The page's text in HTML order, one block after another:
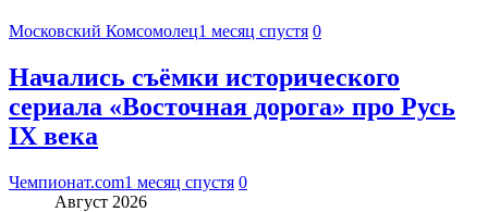
Московский Комсомолец1 месяц спустя 0
Начались съёмки исторического
сериала «Восточная дорога» про Русь
IX века
Чемпионат.com1 месяц спустя 0
Август 2026